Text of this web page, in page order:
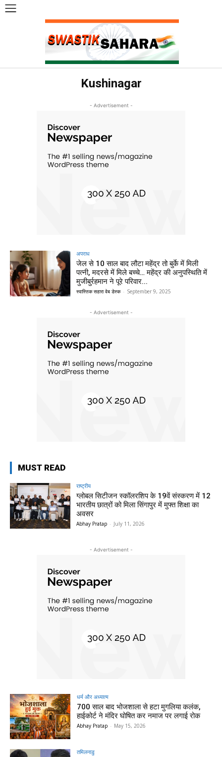
Kushinagar
- Advertisement -
अपराध
जेल से 10 साल बाद लौटा महेंद्र तो बुर्के में मिली
पत्नी, मदरसे में मिले बच्चे… महेंद्र की अनुपस्थिति में
मुजीबुर्रहमान ने पूरे परिवार...
स्वास्तिक सहारा वेब डेस्क - September 9, 2025
- Advertisement -
MUST READ
राष्ट्रीय
ग्लोबल सिटीजन स्कॉलरशिप के 19वें संस्करण में 12
भारतीय छात्रों को मिला सिंगापुर में मुफ्त शिक्षा का
अवसर
Abhay Pratap - July 11, 2026
- Advertisement -
धर्म और अध्यात्म
700 साल बाद भोजशाला से हटा मुगलिया कलंक,
हाईकोर्ट ने मंदिर घोषित कर नमाज पर लगाई रोक
Abhay Pratap - May 15, 2026
तमिलनाडु